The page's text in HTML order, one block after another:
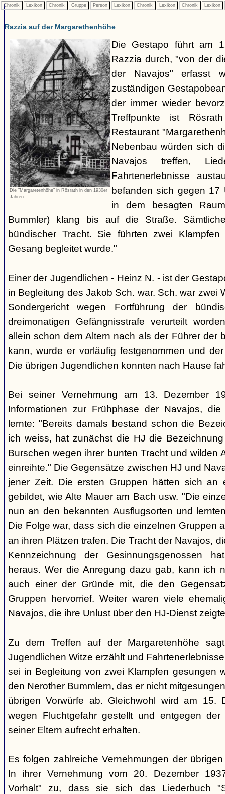
Chronik Lexikon Chronik Gruppe Person Lexikon Chronik Lexikon Chronik Lexikon
Razzia auf der Margarethenhöhe
Die "Margaretenhöhe" in Rösrath in den 1930er
Jahren
Die Gestapo führt am
Razzia durch, "von der
der Navajos" erfasst
zuständigen
der immer wieder
Treffpunkte ist
Restaurant
Nebenbau würden sich
Navajos treffen,
Fahrtenerlebnisse
befanden sich gegen 17
in dem besagten
Bummler) klang bis auf die Straße.
bündischer Tracht. Sie führten zwei
Gesang begleitet wurde."
Einer der Jugendlichen - Heinz N. - ist der
in Begleitung des Jakob Sch. war. Sch. war zwei
Sondergericht wegen Fortführung der
dreimonatigen Gefängnisstrafe verurteilt
allein schon dem Altern nach als der Führer der
kann, wurde er vorläufig festgenommen und
Die übrigen Jugendlichen konnten nach Hause
Bei seiner Vernehmung am 13. Dezember
Informationen zur Frühphase der Navajos,
lernte: "Bereits damals bestand schon die
ich weiss, hat zunächst die HJ die
Burschen wegen ihrer bunten Tracht und wilden
einreihte." Die Gegensätze zwischen HJ und
jener Zeit. Die ersten Gruppen hätten sich an
gebildet, wie Alte Mauer am Bach usw. "Die
nun an den bekannten Ausflugsorten und
Die Folge war, dass sich die einzelnen Gruppen
an ihren Plätzen trafen. Die Tracht der Navajos,
Kennzeichnung der Gesinnungsgenossen
heraus. Wer die Anregung dazu gab, kann ich
auch einer der Gründe mit, die den
Gruppen hervorrief. Weiter waren viele
Navajos, die ihre Unlust über den HJ-Dienst
Zu dem Treffen auf der Margaretenhöhe
Jugendlichen Witze erzählt und
sei in Begleitung von zwei Klampfen gesungen
den Nerother Bummlern, das er nicht
übrigen Vorwürfe ab. Gleichwohl wird am 15.
wegen Fluchtgefahr gestellt und entgegen
seiner Eltern aufrecht erhalten.
Es folgen zahlreiche Vernehmungen der
In ihrer Vernehmung vom 20. Dezember
Vorhalt" zu, dass sie sich das Liederbuch